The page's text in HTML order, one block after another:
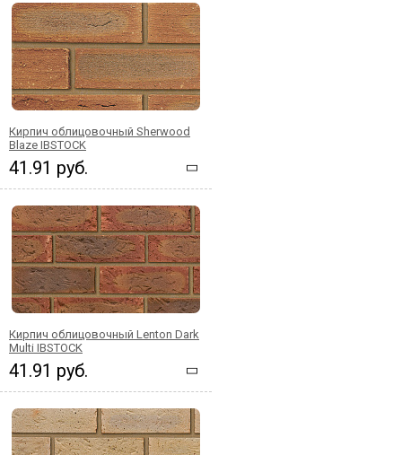
Кирпич облицовочный Sherwood
Blaze IBSTOCK
41.91 руб.
Кирпич облицовочный Lenton Dark
Multi IBSTOCK
41.91 руб.